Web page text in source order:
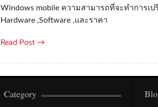
Windows mobile ความสามารถที่จะทำการเป
Hardware ,Software ,และราคา
Read Post →
Category